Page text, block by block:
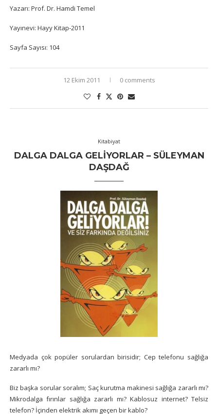
Yazarı: Prof. Dr. Hamdi Temel
Yayınevi: Hayy Kitap-2011
Sayfa Sayısı: 104
12 Ekim 2011 0 comments
Kitabiyat
DALGA DALGA GELIYORLAR – SÜLEYMAN
DAŞDAĞ
Medyada çok popüler sorulardan birisidir; Cep telefonu sağlığa
zararlı mı?
Biz başka sorular soralım; Saç kurutma makinesi sağlığa zararlı mı?
Mikrodalga fırınlar sağlığa zararlı mı? Kablosuz internet? Telsiz
telefon? İçinden elektrik akımı geçen bir kablo?